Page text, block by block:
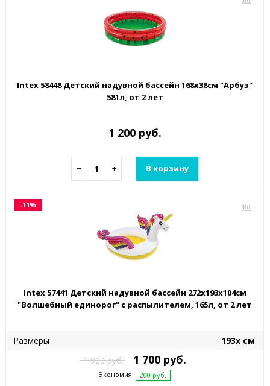
Intex 58448 Детский надувной бассейн 168х38см "Арбуз"
581л, от 2 лет
1 200 руб.
− + В корзину
-11%
Intex 57441 Детский надувной бассейн 272x193x104см
"Волшебный единорог" с распылителем, 165л, от 2 лет
Размеры
193х см
1 900 руб.
1 700 руб.
Экономия: 200 руб.